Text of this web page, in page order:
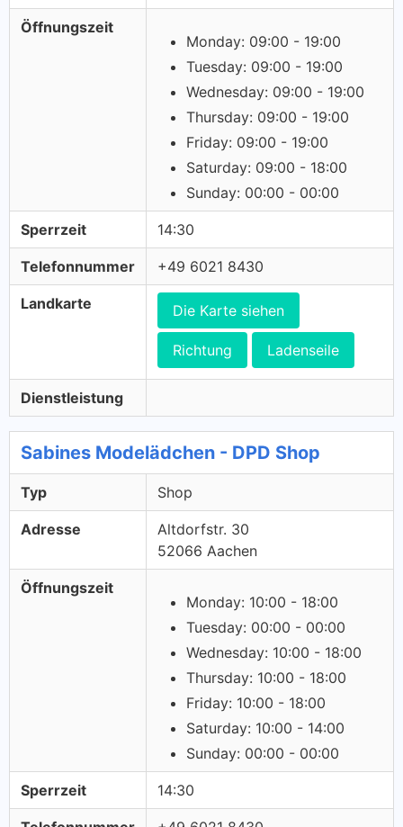
Öffnungszeit
Monday: 09:00 - 19:00
Tuesday: 09:00 - 19:00
Wednesday: 09:00 - 19:00
Thursday: 09:00 - 19:00
Friday: 09:00 - 19:00
Saturday: 09:00 - 18:00
Sunday: 00:00 - 00:00
Sperrzeit 14:30
Telefonnummer +49 6021 8430
Landkarte Die Karte siehen
Richtung Ladenseile
Dienstleistung
Sabines Modelädchen - DPD Shop
Typ Shop
Adresse
Altdorfstr. 30
52066 Aachen
Öffnungszeit
Monday: 10:00 - 18:00
Tuesday: 00:00 - 00:00
Wednesday: 10:00 - 18:00
Thursday: 10:00 - 18:00
Friday: 10:00 - 18:00
Saturday: 10:00 - 14:00
Sunday: 00:00 - 00:00
Sperrzeit 14:30